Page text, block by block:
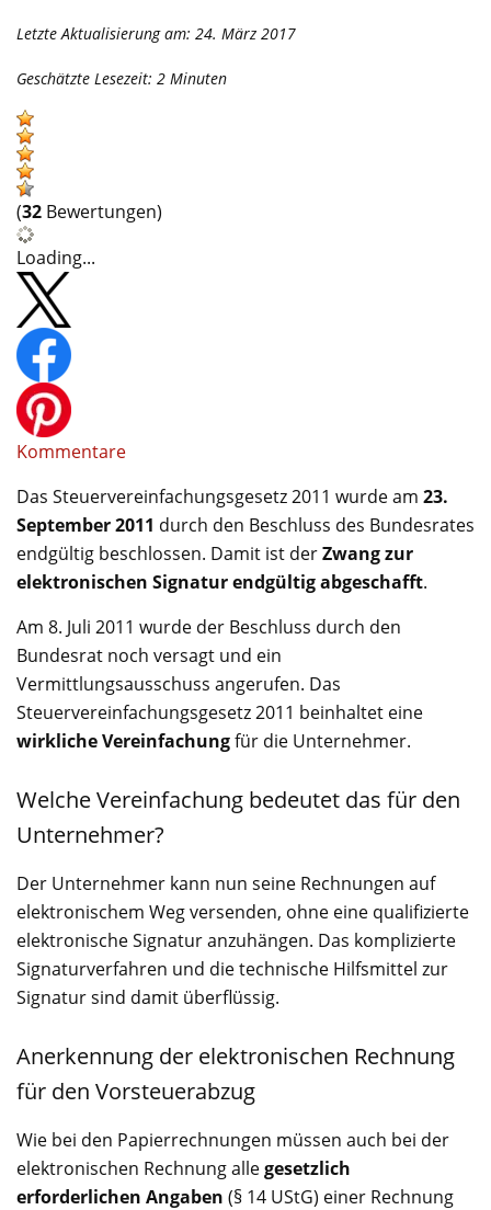
Letzte Aktualisierung am: 24. März 2017
Geschätzte Lesezeit: 2 Minuten
(32 Bewertungen)
Loading...
Kommentare
Das Steuervereinfachungsgesetz 2011 wurde am 23.
September 2011 durch den Beschluss des Bundesrates
endgültig beschlossen. Damit ist derZwang zur
elektronischen Signatur endgültig abgeschafft.
Am 8. Juli 2011 wurde der Beschluss durch den
Bundesrat noch versagt und ein
Vermittlungsausschuss angerufen. Das
Steuervereinfachungsgesetz 2011 beinhaltet eine
wirkliche Vereinfachungfür die Unternehmer.
Welche Vereinfachung bedeutet das für den
Unternehmer?
Der Unternehmer kann nun seine Rechnungen auf
elektronischem Weg versenden, ohne eine qualifizierte
elektronische Signatur anzuhängen. Das komplizierte
Signaturverfahren und die technische Hilfsmittel zur
Signatur sind damit überflüssig.
Anerkennung der elektronischen Rechnung
für den Vorsteuerabzug
Wie bei den Papierrechnungen müssen auch bei der
elektronischen Rechnung allegesetzlich
erforderlichen Angaben (§ 14 UStG) einer Rechnung